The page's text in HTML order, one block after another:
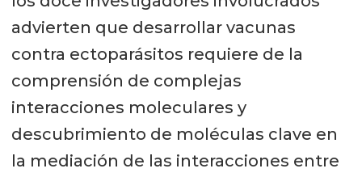
advierten que desarrollar vacunas
contra ectoparásitos requiere de la
comprensión de complejas
interacciones moleculares y
descubrimiento de moléculas clave en
la mediación de las interacciones entre